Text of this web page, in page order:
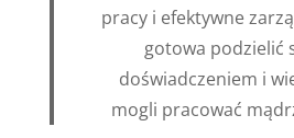
pracy i efektywne
gotowa podzielić
doświadczeniem i
mogli pracować